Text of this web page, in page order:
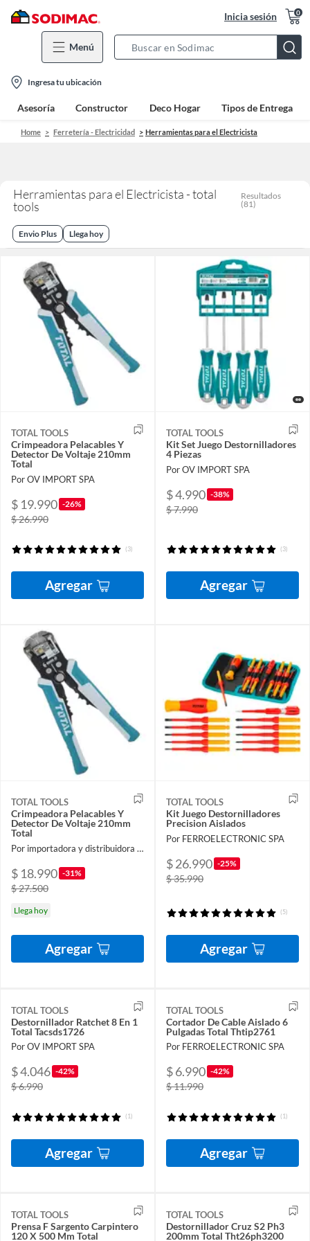
Inicia sesión 0
Menú
Bar
location-
icon
Ingresa tu ubicación
Asesoría Constructor Deco Hogar Tipos de Entrega
Home Ferretería - Electricidad Herramientas para el Electricista
Herramientas para el Electricista - total
tools
Resultados
(81)
Envio Plus Llega hoy
TOTAL TOOLS
Crimpeadora Pelacables Y
Detector De Voltaje 210mm
Total
Por OV IMPORT SPA
$ 19.990 -26%
$ 26.990
(3)
Agregar
TOTAL TOOLS
Kit Set Juego Destornilladores
4 Piezas
Por OV IMPORT SPA
$ 4.990 -38%
$ 7.990
(3)
Agregar
TOTAL TOOLS
Crimpeadora Pelacables Y
Detector De Voltaje 210mm
Total
Por importadora y distribuidora ferroelectronic spa
$ 18.990 -31%
$ 27.500
Llega hoy
Agregar
TOTAL TOOLS
Kit Juego Destornilladores
Precision Aislados
Por FERROELECTRONIC SPA
$ 26.990 -25%
$ 35.990
(5)
Agregar
TOTAL TOOLS
Destornillador Ratchet 8 En 1
Total Tacsds1726
Por OV IMPORT SPA
$ 4.046 -42%
$ 6.990
(1)
Agregar
TOTAL TOOLS
Cortador De Cable Aislado 6
Pulgadas Total Thtip2761
Por FERROELECTRONIC SPA
$ 6.990 -42%
$ 11.990
(1)
Agregar
TOTAL TOOLS
Prensa F Sargento Carpintero
120 X 500 Mm Total
TOTAL TOOLS
Destornillador Cruz S2 Ph3
200mm Total Tht26ph3200